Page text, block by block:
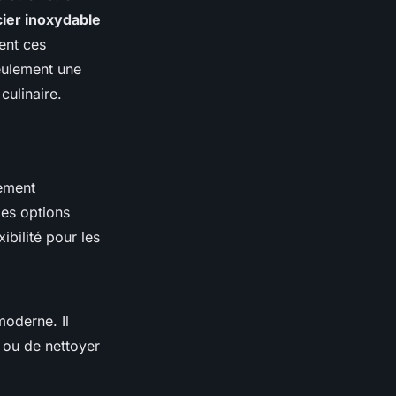
inoxydable
ces
une
options
pour les
Il
de nettoyer